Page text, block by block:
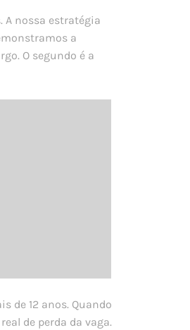
A nossa estratégia
a
O segundo é a
de 12 anos. Quando
de perda da vaga.